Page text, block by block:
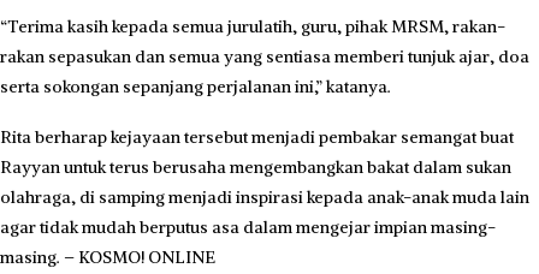
“Terima kasih kepada semua jurulatih, guru, pihak MRSM, rakan-
rakan sepasukan dan semua yang sentiasa memberi tunjuk ajar, doa
serta sokongan sepanjang perjalanan ini,” katanya.
Rita berharap kejayaan tersebut menjadi pembakar semangat buat
Rayyan untuk terus berusaha mengembangkan bakat dalam sukan
olahraga, di samping menjadi inspirasi kepada anak-anak muda lain
agar tidak mudah berputus asa dalam mengejar impian masing-
masing. – KOSMO! ONLINE